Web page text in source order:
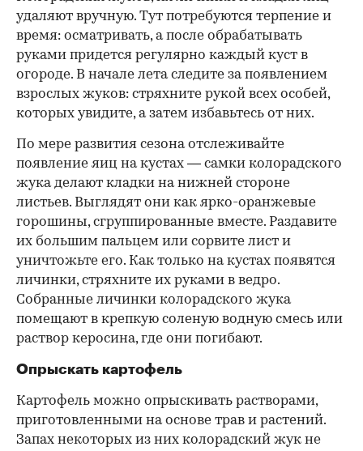
удаляют вручную. Тут потребуются терпение и
время: осматривать, а после обрабатывать
руками придется регулярно каждый куст в
огороде. В начале лета следите за появлением
взрослых жуков: стряхните рукой всех особей,
которых увидите, а затем избавьтесь от них.
По мере развития сезона отслеживайте
появление яиц на кустах — самки колорадского
жука делают кладки на нижней стороне
листьев. Выглядят они как ярко-оранжевые
горошины, сгруппированные вместе. Раздавите
их большим пальцем или сорвите лист и
уничтожьте его. Как только на кустах появятся
личинки, стряхните их руками в ведро.
Собранные личинки колорадского жука
помещают в крепкую соленую водную смесь или
раствор керосина, где они погибают.
Опрыскать картофель
Картофель можно опрыскивать растворами,
приготовленными на основе трав и растений.
Запах некоторых из них колорадский жук не